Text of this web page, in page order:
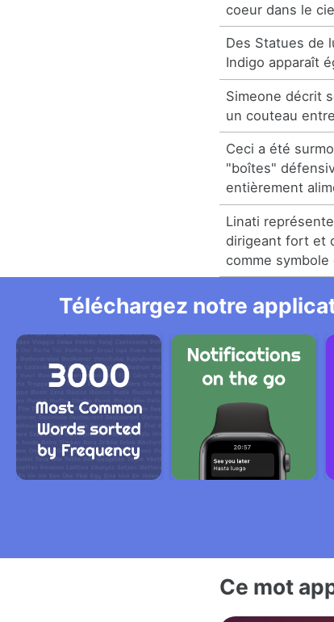
coeur dans le
Des Statues de
Indigo apparaît
Simeone décrit
un couteau
Ceci a été
"boîtes"
entièrement
Linati
dirigeant fort et
comme symbole
Téléchargez notre
Ce mot